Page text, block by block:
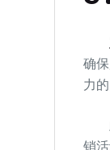
确
力的
此
销